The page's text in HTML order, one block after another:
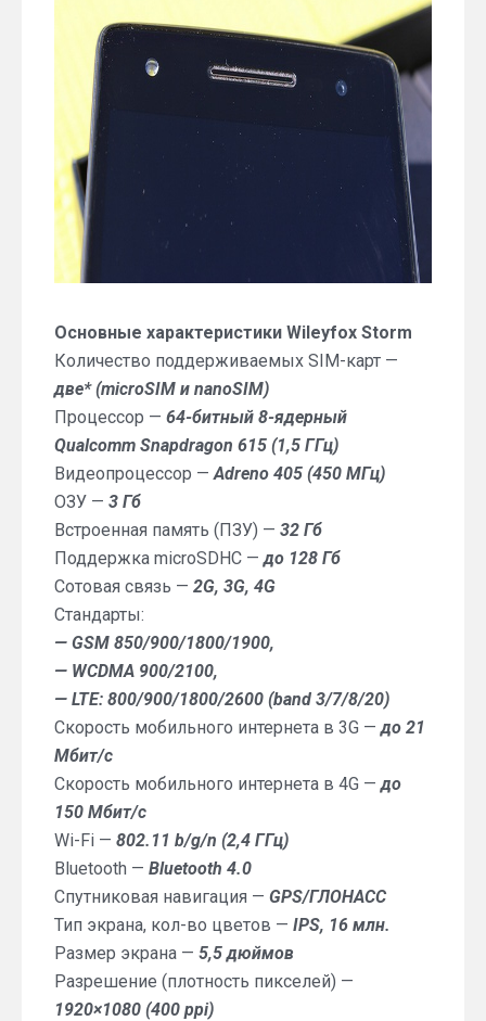
Основные характеристики Wileyfox Storm
Количество поддерживаемых SIM-карт —
две* (microSIM и nanoSIM)
Процессор — 64-битный 8-ядерный
Qualcomm Snapdragon 615 (1,5 ГГц)
Видеопроцессор —Adreno 405 (450 МГц)
ОЗУ — 3 Гб
Встроенная память (ПЗУ) — 32 Гб
Поддержка microSDHC —до 128 Гб
Сотовая связь — 2G, 3G, 4G
Стандарты:
— GSM 850/900/1800/1900,
— WCDMA 900/2100,
— LTE: 800/900/1800/2600 (band 3/7/8/20)
Скорость мобильного интернета в 3G —до 21
Мбит/с
Скорость мобильного интернета в 4G —до
150 Мбит/с
Wi-Fi — 802.11 b/g/n (2,4 ГГц)
Bluetooth — Bluetooth 4.0
Спутниковая навигация — GPS/ГЛОНАСС
Тип экрана, кол-во цветов — IPS, 16 млн.
Размер экрана — 5,5 дюймов
Разрешение (плотность пикселей) —
1920×1080 (400 ppi)